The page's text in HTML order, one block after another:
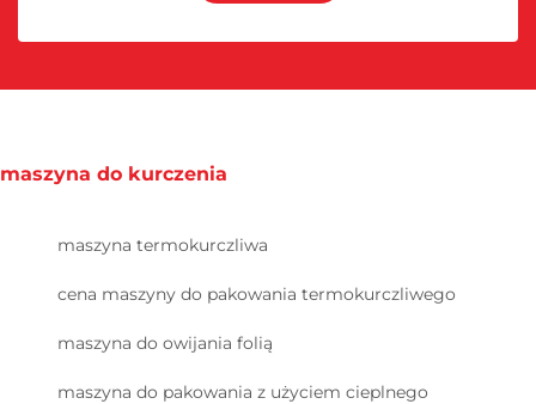
maszyna do kurczenia
maszyna termokurczliwa
cena maszyny do pakowania termokurczliwego
maszyna do owijania folią
maszyna do pakowania z użyciem cieplnego